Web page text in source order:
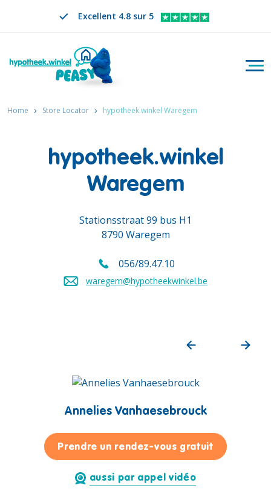
Excellent 4.8 sur 5
Rechercher
CHANGER DE LANGUE. LA LANGUE
FR
Home Store Locator hypotheek.winkel Waregem
hypotheek.winkel
Waregem
Stationsstraat 99 bus H1
8790 Waregem
Appelez-nous au
056/89.47.10
Envoyez un e-mail à
waregem@hypotheekwinkel.be
Annelies Vanhaesebrouck
Prendre un rendez-vous gratuitpour
aussi par appel vidéo